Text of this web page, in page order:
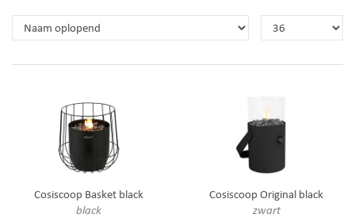
Cosiscoop Basket black
black
Cosiscoop Original black
zwart